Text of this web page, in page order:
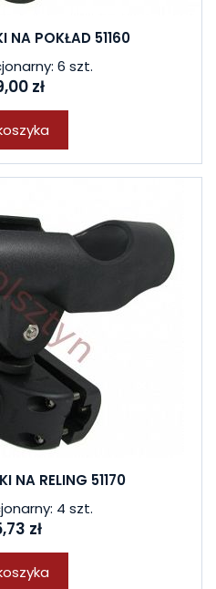
NA POKŁAD 51160
6 szt.
zł
NA RELING 51170
4 szt.
zł